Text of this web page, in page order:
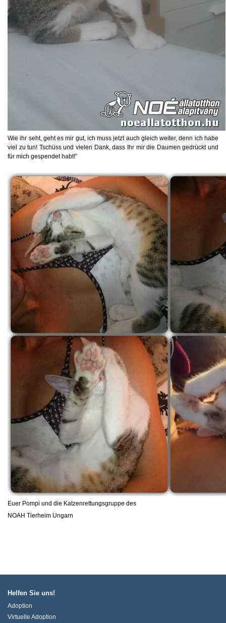
Wie ihr seht, geht es mir gut, ich muss jetzt auch gleich weiter, denn ich habe
viel zu tun! Tschüss und vielen Dank, dass Ihr mir die Daumen gedrückt und
für mich gespendet habt!”
Euer Pompi und die Katzenrettungsgruppe des
NOAH Tierheim Ungarn
Helfen Sie uns!
Adoption
Virtuelle Adoption